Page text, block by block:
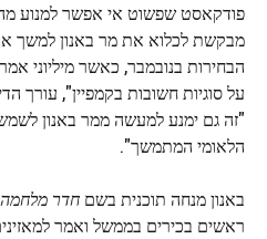
פודקאסט שפשוט אי אפשר למנוע
מבקשת לכלוא את מר באנון למשך
הבחירות בנובמבר, כאשר מיליוני
על סוגיות חשובות בקמפיין", עורך
"זה גם ימנע למעשה ממר באנון
הלאומי המתמשך".
באנון מנחה תוכנית בשם חדר מלחמה